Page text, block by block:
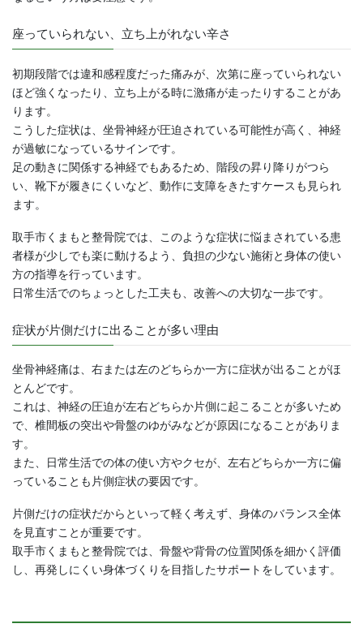
座っていられない、立ち上がれない辛さ
初期段階では違和感程度だった痛みが、次第に座っていられない
ほど強くなったり、立ち上がる時に激痛が走ったりすることがあ
ります。
こうした症状は、坐骨神経が圧迫されている可能性が高く、神経
が過敏になっているサインです。
足の動きに関係する神経でもあるため、階段の昇り降りがつら
い、靴下が履きにくいなど、動作に支障をきたすケースも見られ
ます。
取手市くまもと整骨院では、このような症状に悩まされている患
者様が少しでも楽に動けるよう、負担の少ない施術と身体の使い
方の指導を行っています。
日常生活でのちょっとした工夫も、改善への大切な一歩です。
症状が片側だけに出ることが多い理由
坐骨神経痛は、右または左のどちらか一方に症状が出ることがほ
とんどです。
これは、神経の圧迫が左右どちらか片側に起こることが多いため
で、椎間板の突出や骨盤のゆがみなどが原因になることがありま
す。
また、日常生活での体の使い方やクセが、左右どちらか一方に偏
っていることも片側症状の要因です。
片側だけの症状だからといって軽く考えず、身体のバランス全体
を見直すことが重要です。
取手市くまもと整骨院では、骨盤や背骨の位置関係を細かく評価
し、再発しにくい身体づくりを目指したサポートをしています。